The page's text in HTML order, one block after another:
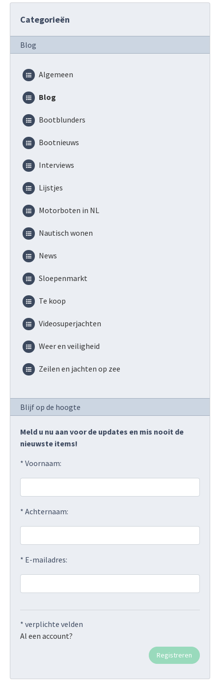
Categorieën
Blog
Algemeen
Blog
Bootblunders
Bootnieuws
Interviews
Lijstjes
Motorboten in NL
Nautisch wonen
News
Sloepenmarkt
Te koop
Videosuperjachten
Weer en veiligheid
Zeilen en jachten op zee
Blijf op de hoogte
Meld u nu aan voor de updates en mis nooit de
nieuwste items!
* Voornaam:
* Achternaam:
* E-mailadres:
* verplichte velden
Al een account?